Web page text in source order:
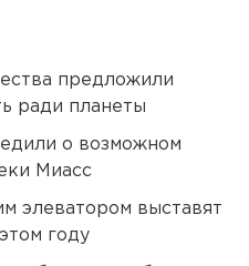
предложили
ради планеты
о возможном
Миасс
элеватором выставят
году